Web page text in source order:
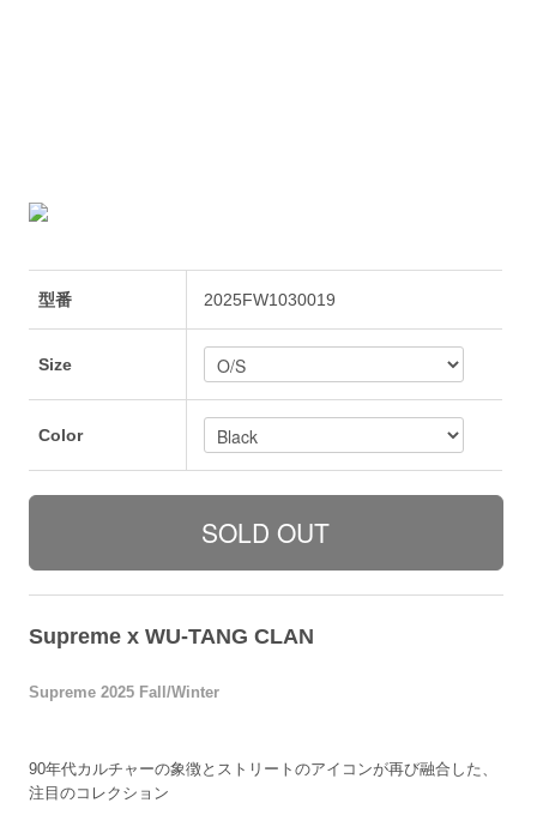
型番 2025FW1030019
Size
Color
Supreme x WU-TANG CLAN
Supreme 2025 Fall/Winter
90年代カルチャーの象徴とストリートのアイコンが再び融合した、
注目のコレクション